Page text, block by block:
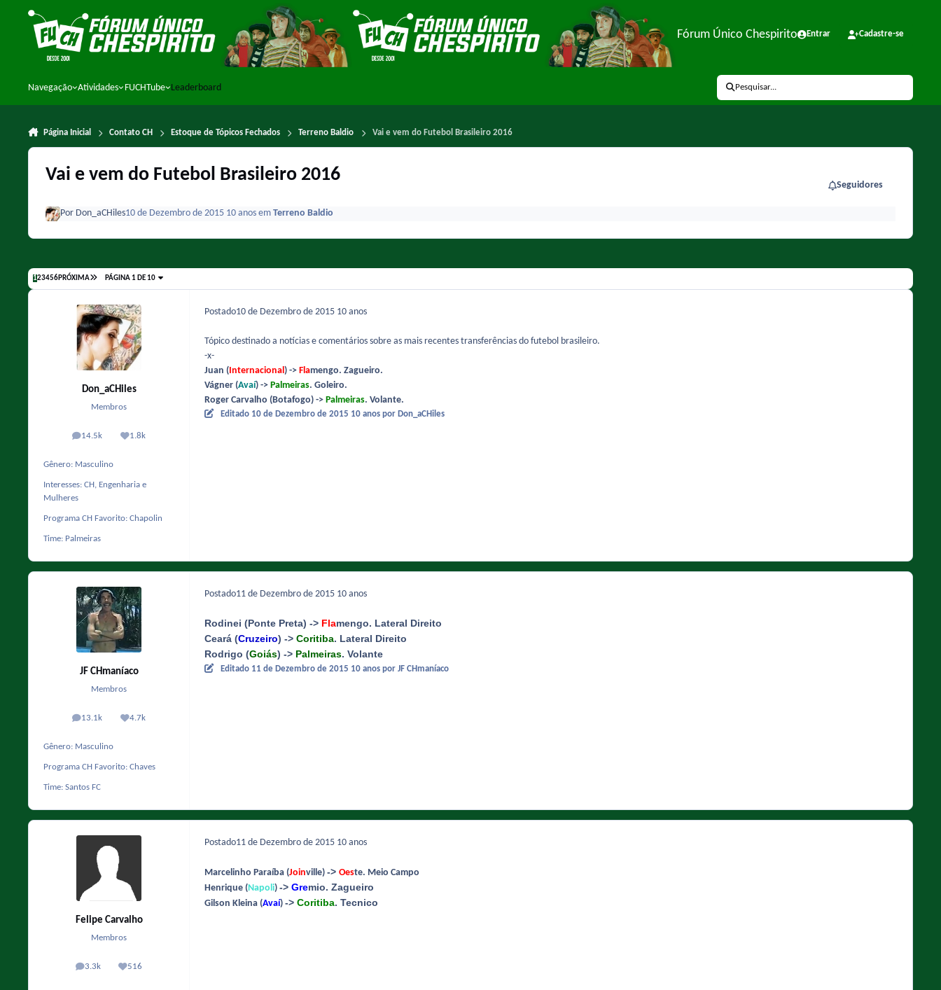
Ir para conteúdo
Fórum Único Chespirito Entrar Cadastre-se
Navegação Atividades FUCHTube Leaderboard Pesquisar...
Página Inicial Contato CH Estoque de Tópicos Fechados Terreno Baldio Vai e vem do Futebol Brasileiro 2016
Vai e vem do Futebol Brasileiro 2016
Seguidores
Por Don_aCHiles10 de Dezembro de 2015 10 anos em Terreno Baldio
123456PRÓXIMA PÁGINA 1 DE 10
Don_aCHiles
Membros
14.5k
posts 1.8k
Reputação
Gênero: Masculino
Interesses: CH, Engenharia e
Mulheres
Programa CH Favorito: Chapolin
Time: Palmeiras
Postado10 de Dezembro de 2015 10 anos
Tópico destinado a notícias e comentários sobre as mais recentes transferências do futebol brasileiro.
-x-
Juan (Internacional) -> Flamengo. Zagueiro.
Vágner (Avaí) -> Palmeiras. Goleiro.
Roger Carvalho (Botafogo) -> Palmeiras. Volante.
Editado 10 de Dezembro de 2015 10 anos por Don_aCHiles
JF CHmaníaco
Membros
13.1k
posts 4.7k
Reputação
Gênero: Masculino
Programa CH Favorito: Chaves
Time: Santos FC
Postado11 de Dezembro de 2015 10 anos
Rodinei (Ponte Preta) -> Flamengo. Lateral Direito
Ceará (Cruzeiro) -> Coritiba. Lateral Direito
Rodrigo (Goiás) -> Palmeiras. Volante
Editado 11 de Dezembro de 2015 10 anos por JF CHmaníaco
Felipe Carvalho
Membros
3.3k
posts 516
Reputação
Postado11 de Dezembro de 2015 10 anos
Marcelinho Paraíba (Joinville) -> Oeste. Meio Campo
Henrique (Napoli) -> Gremio. Zagueiro
Gilson Kleina (Avaí) -> Coritiba. Tecnico